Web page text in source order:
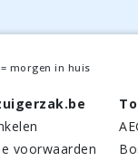
morgen in huis
voorwaarden